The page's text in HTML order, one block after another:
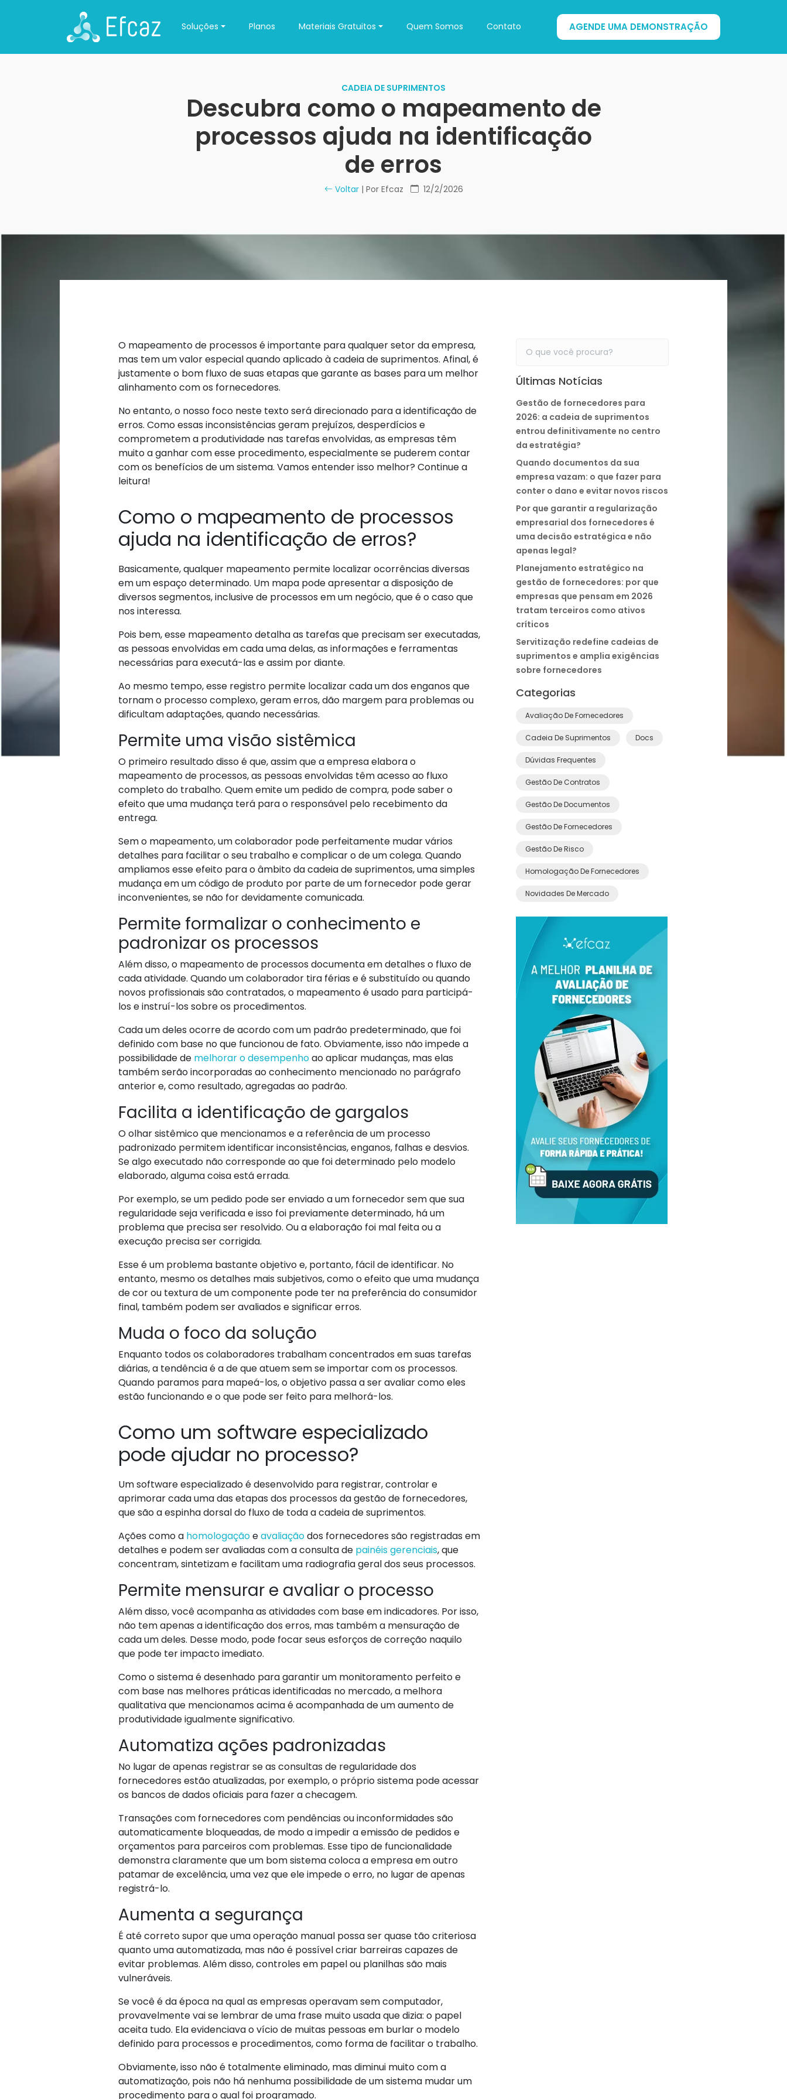
Soluções Planos Materiais Gratuitos Quem Somos Contato AGENDE UMA DEMONSTRAÇÃO
CADEIA DE SUPRIMENTOS
Descubra como o mapeamento de
processos ajuda na identificação
de erros
Voltar| Por Efcaz 12/2/2026
O mapeamento de processos é importante para qualquer setor da empresa,
mas tem um valor especial quando aplicado à cadeia de suprimentos. Afinal, é
justamente o bom fluxo de suas etapas que garante as bases para um melhor
alinhamento com os fornecedores.
No entanto, o nosso foco neste texto será direcionado para a identificação de
erros. Como essas inconsistências geram prejuízos, desperdícios e
comprometem a produtividade nas tarefas envolvidas, as empresas têm
muito a ganhar com esse procedimento, especialmente se puderem contar
com os benefícios de um sistema. Vamos entender isso melhor? Continue a
leitura!
Como o mapeamento de processos
ajuda na identificação de erros?
Basicamente, qualquer mapeamento permite localizar ocorrências diversas
em um espaço determinado. Um mapa pode apresentar a disposição de
diversos segmentos, inclusive de processos em um negócio, que é o caso que
nos interessa.
Pois bem, esse mapeamento detalha as tarefas que precisam ser executadas,
as pessoas envolvidas em cada uma delas, as informações e ferramentas
necessárias para executá-las e assim por diante.
Ao mesmo tempo, esse registro permite localizar cada um dos enganos que
tornam o processo complexo, geram erros, dão margem para problemas ou
dificultam adaptações, quando necessárias.
Permite uma visão sistêmica
O primeiro resultado disso é que, assim que a empresa elabora o
mapeamento de processos, as pessoas envolvidas têm acesso ao fluxo
completo do trabalho. Quem emite um pedido de compra, pode saber o
efeito que uma mudança terá para o responsável pelo recebimento da
entrega.
Sem o mapeamento, um colaborador pode perfeitamente mudar vários
detalhes para facilitar o seu trabalho e complicar o de um colega. Quando
ampliamos esse efeito para o âmbito da cadeia de suprimentos, uma simples
mudança em um código de produto por parte de um fornecedor pode gerar
inconvenientes, se não for devidamente comunicada.
Permite formalizar o conhecimento e
padronizar os processos
Além disso, o mapeamento de processos documenta em detalhes o fluxo de
cada atividade. Quando um colaborador tira férias e é substituído ou quando
novos profissionais são contratados, o mapeamento é usado para participá-
los e instruí-los sobre os procedimentos.
Cada um deles ocorre de acordo com um padrão predeterminado, que foi
definido com base no que funcionou de fato. Obviamente, isso não impede a
possibilidade de melhorar o desempenhoao aplicar mudanças, mas elas
também serão incorporadas ao conhecimento mencionado no parágrafo
anterior e, como resultado, agregadas ao padrão.
Facilita a identificação de gargalos
O olhar sistêmico que mencionamos e a referência de um processo
padronizado permitem identificar inconsistências, enganos, falhas e desvios.
Se algo executado não corresponde ao que foi determinado pelo modelo
elaborado, alguma coisa está errada.
Por exemplo, se um pedido pode ser enviado a um fornecedor sem que sua
regularidade seja verificada e isso foi previamente determinado, há um
problema que precisa ser resolvido. Ou a elaboração foi mal feita ou a
execução precisa ser corrigida.
Esse é um problema bastante objetivo e, portanto, fácil de identificar. No
entanto, mesmo os detalhes mais subjetivos, como o efeito que uma mudança
de cor ou textura de um componente pode ter na preferência do consumidor
final, também podem ser avaliados e significar erros.
Muda o foco da solução
Enquanto todos os colaboradores trabalham concentrados em suas tarefas
diárias, a tendência é a de que atuem sem se importar com os processos.
Quando paramos para mapeá-los, o objetivo passa a ser avaliar como eles
estão funcionando e o que pode ser feito para melhorá-los.
Como um software especializado
pode ajudar no processo?
Umsoftware especializadoé desenvolvido para registrar, controlar e
aprimorar cada uma das etapas dos processos da gestão de fornecedores,
que são a espinha dorsal do fluxo de toda a cadeia de suprimentos.
Ações como a homologaçãoeavaliaçãodos fornecedores são registradas em
detalhes e podem ser avaliadas com a consulta de painéis gerenciais, que
concentram, sintetizam e facilitam uma radiografia geral dos seus processos.
Permite mensurar e avaliar o processo
Além disso, você acompanha as atividades com base em indicadores. Por isso,
não tem apenas a identificação dos erros, mas também a mensuração de
cada um deles. Desse modo, pode focar seus esforços de correção naquilo
que pode ter impacto imediato.
Como o sistema é desenhado para garantir um monitoramento perfeito e
com base nas melhores práticas identificadas no mercado, a melhora
qualitativa que mencionamos acima é acompanhada de um aumento de
produtividade igualmente significativo.
Automatiza ações padronizadas
No lugar de apenas registrar se as consultas de regularidade dos
fornecedores estão atualizadas, por exemplo, o próprio sistema pode acessar
os bancos de dados oficiais para fazer a checagem.
Transações com fornecedores com pendências ou inconformidades são
automaticamente bloqueadas, de modo a impedir a emissão de pedidos e
orçamentos para parceiros com problemas. Esse tipo de funcionalidade
demonstra claramente que um bom sistema coloca a empresa em outro
patamar de excelência, uma vez que ele impede o erro, no lugar de apenas
registrá-lo.
Aumenta a segurança
É até correto supor que uma operação manual possa ser quase tão criteriosa
quanto uma automatizada, mas não é possível criar barreiras capazes de
evitar problemas. Além disso, controles em papel ou planilhas são mais
vulneráveis.
Se você é da época na qual as empresas operavam sem computador,
provavelmente vai se lembrar de uma frase muito usada que dizia: o papel
aceita tudo. Ela evidenciava o vício de muitas pessoas em burlar o modelo
definido para processos e procedimentos, como forma de facilitar o trabalho.
Obviamente, isso não é totalmente eliminado, mas diminui muito com a
automatização, pois não há nenhuma possibilidade de um sistema mudar um
procedimento para o qual foi programado.
Últimas Notícias
Gestão de fornecedores para
2026: a cadeia de suprimentos
entrou definitivamente no centro
da estratégia?
Quando documentos da sua
empresa vazam: o que fazer para
conter o dano e evitar novos riscos
Por que garantir a regularização
empresarial dos fornecedores é
uma decisão estratégica e não
apenas legal?
Planejamento estratégico na
gestão de fornecedores: por que
empresas que pensam em 2026
tratam terceiros como ativos
críticos
Servitização redefine cadeias de
suprimentos e amplia exigências
sobre fornecedores
Categorias
Avaliação De Fornecedores
Cadeia De Suprimentos Docs
Dúvidas Frequentes
Gestão De Contratos
Gestão De Documentos
Gestão De Fornecedores
Gestão De Risco
Homologação De Fornecedores
Novidades De Mercado